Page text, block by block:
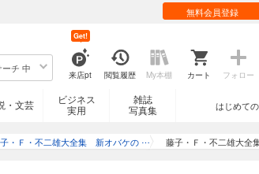
無料会員登録
チ 中
来店pt
Get!
閲覧履歴 My本棚 カート フォロー
・文芸
ビジネス
実用
雑誌
写真集
はじめて
・Ｆ・不二雄大全集 新オバケの
藤子・Ｆ・不二雄大全